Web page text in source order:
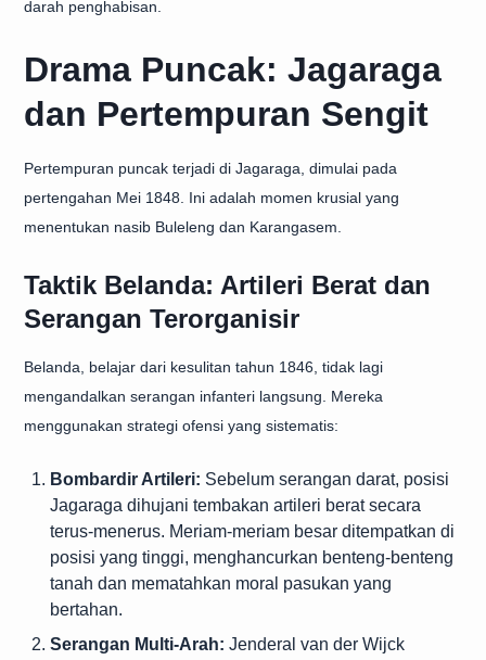
darah penghabisan.
Drama Puncak: Jagaraga
dan Pertempuran Sengit
Pertempuran puncak terjadi di Jagaraga, dimulai pada
pertengahan Mei 1848. Ini adalah momen krusial yang
menentukan nasib Buleleng dan Karangasem.
Taktik Belanda: Artileri Berat dan
Serangan Terorganisir
Belanda, belajar dari kesulitan tahun 1846, tidak lagi
mengandalkan serangan infanteri langsung. Mereka
menggunakan strategi ofensi yang sistematis:
Bombardir Artileri: Sebelum serangan darat, posisi
Jagaraga dihujani tembakan artileri berat secara
terus-menerus. Meriam-meriam besar ditempatkan di
posisi yang tinggi, menghancurkan benteng-benteng
tanah dan mematahkan moral pasukan yang
bertahan.
Serangan Multi-Arah: Jenderal van der Wijck